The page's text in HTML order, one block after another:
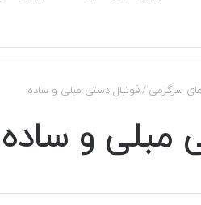
سرگرمی /فوتبال دستی مبلی و ساده
مبلی و ساده